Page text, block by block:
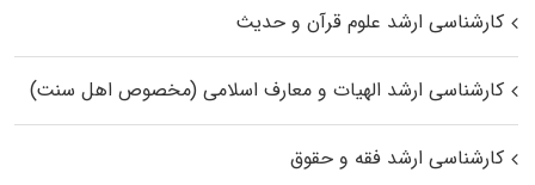
کارشناسی ارشد علوم قرآن و حدیث
کارشناسی ارشد الهیات و معارف اسلامی (مخصوص اهل سنت)
کارشناسی ارشد فقه و حقوق